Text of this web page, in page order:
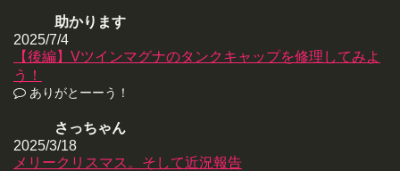
助かります
2025/7/4
【後編】Vツインマグナのタンクキャップを修理してみよ
う！
ありがとーーう！
さっちゃん
2025/3/18
メリークリスマス。そして近況報告